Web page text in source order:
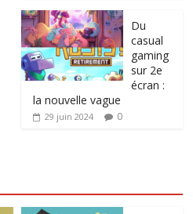
Du
casual
gaming
sur 2e
écran :
la nouvelle vague
29 juin 2024 0